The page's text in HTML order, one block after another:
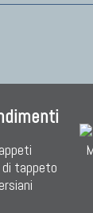
tappeto